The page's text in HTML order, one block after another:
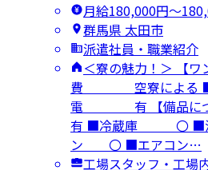
月給180,000円〜
群馬県 太田市
派遣社員・職業紹介
＜寮の魅力！＞ 【
費 空寮によ
電 有 【備品に
有 ■冷蔵庫 〇 ■
ン 〇 ■エアコン…
工場スタッフ・工場